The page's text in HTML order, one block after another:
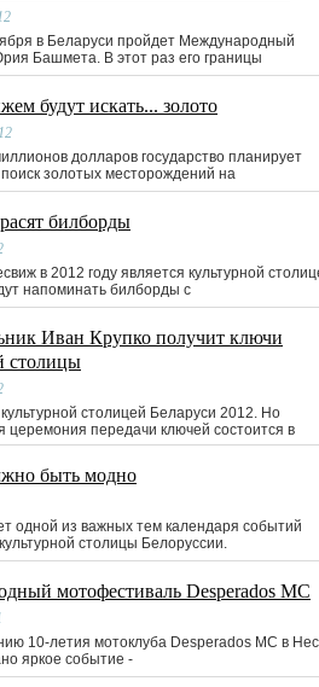
в Беларуси пройдет Международный
Башмета. В этот раз его границы
будут искать... золото
долларов государство планирует
золотых месторождений на
билборды
в 2012 году является культурной
напоминать билборды с
Иван Крупко получит ключи
столицы
столицей Беларуси 2012. Но
церемония передачи ключей состоится в
быть модно
одной из важных тем календаря событий
столицы Белоруссии.
мотофестиваль Desperados MC
10-летия мотоклуба Desperados MC в
яркое событие -